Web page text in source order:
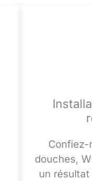
Confiez-
douches,
un